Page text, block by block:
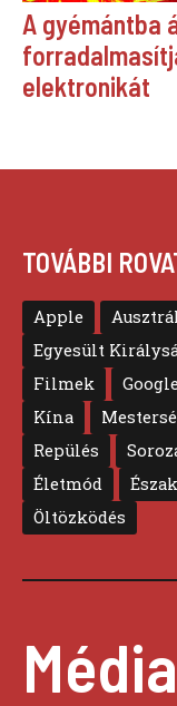
A gyémántba
elektronikát
TOVÁBBI
Apple
Egyesült
Filmek
Google
Kína
Repülés
Életmód
Öltözködés